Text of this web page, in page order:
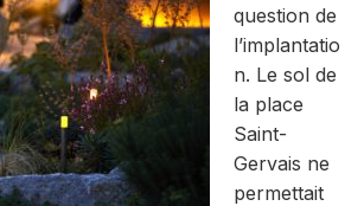
question de
l’implantatio
n. Le sol de
la place
Saint-
Gervais ne
permettait